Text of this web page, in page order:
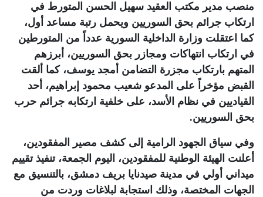
منصب مدير مكتب العقيد سهيل الحسن المتورط في
ارتكاب جرائم بحق السوريين ويحمل رتبة مساعد أول،
كما اعتقلت وزارة الداخلية السورية عدداً من المتورطين
في ارتكاب انتهاكات ومجازر بحق السوريين، أبرزهم
المتهم بارتكاب مجزرة التضامن أمجد يوسف، كما ألقت
القبض مؤخراً على المدعو شعيب محمود إبراهيم، أحد
القياديين في نظام الأسد، على خلفية ارتكابه جرائم حرب
بحق السوريين.
وفي سياق الجهود الرامية إلى كشف مصير المفقودين،
أعلنت الهيئة الوطنية للمفقودين، اليوم الجمعة، تنفيذ تقييم
ميداني أولي في مدينة صيدنايا بريف دمشق، بالتنسيق مع
الجهات المختصة، وذلك استجابة لبلاغات وردت من